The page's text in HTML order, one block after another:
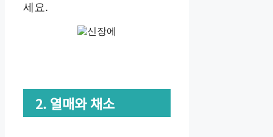
세요.
2. 열매와 채소